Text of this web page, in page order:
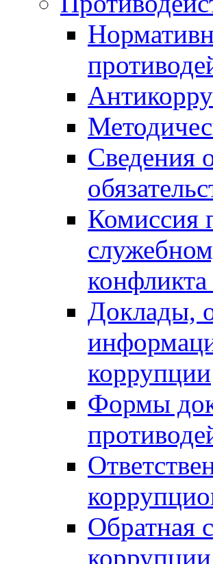
Сведения
Комиссия
Доклады,
коррупции
Формы
Обратная
коррупции